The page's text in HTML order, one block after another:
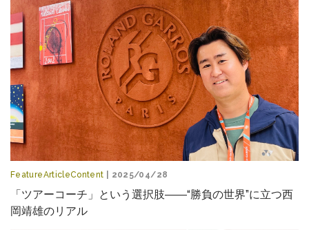
FeatureArticleContent | 2025/04/28
「ツアーコーチ」という選択肢――“勝負の世界”に立つ西
岡靖雄のリアル